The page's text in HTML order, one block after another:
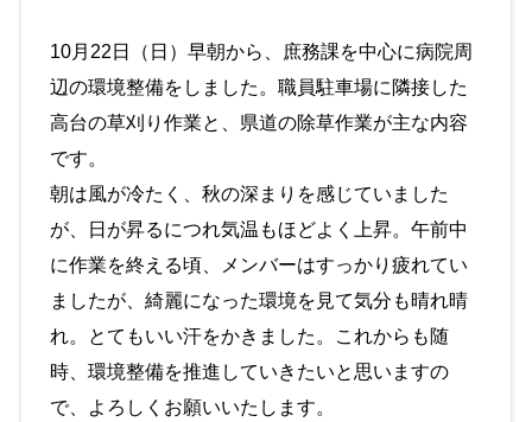
10月22日（日）早朝から、庶務課を中心に病院周
辺の環境整備をしました。職員駐車場に隣接した
高台の草刈り作業と、県道の除草作業が主な内容
です。
朝は風が冷たく、秋の深まりを感じていました
が、日が昇るにつれ気温もほどよく上昇。午前中
に作業を終える頃、メンバーはすっかり疲れてい
ましたが、綺麗になった環境を見て気分も晴れ晴
れ。とてもいい汗をかきました。これからも随
時、環境整備を推進していきたいと思いますの
で、よろしくお願いいたします。